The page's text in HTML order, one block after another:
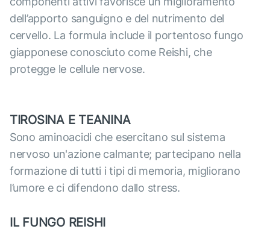
dell’apporto sanguigno e del nutrimento del
cervello. La formula include il portentoso fungo
giapponese conosciuto come Reishi, che
protegge le cellule nervose.
TIROSINA E TEANINA
Sono aminoacidi che esercitano sul sistema
nervoso un'azione calmante; partecipano nella
formazione di tutti i tipi di memoria, migliorano
l’umore e ci difendono dallo stress.
IL FUNGO REISHI